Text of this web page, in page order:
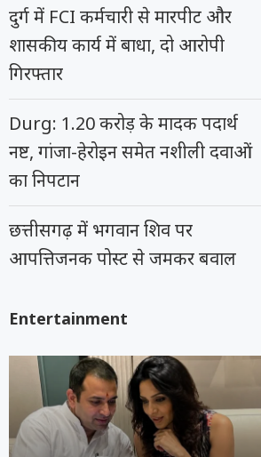
दुर्ग में FCI कर्मचारी से मारपीट और
शासकीय कार्य में बाधा, दो आरोपी
गिरफ्तार
Durg: 1.20 करोड़ के मादक पदार्थ
नष्ट, गांजा-हेरोइन समेत नशीली दवाओं
का निपटान
छत्तीसगढ़ में भगवान शिव पर
आपत्तिजनक पोस्ट से जमकर बवाल
Entertainment